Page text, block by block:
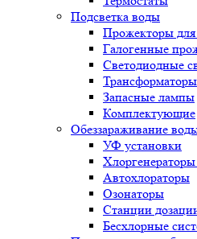
Подсветка воды
Прожекторы для
Галогенные
Светодиодные
Трансформаторы
Запасные лампы
Комплектующие
Обеззараживание
УФ установки
Автохлораторы
Озонаторы
Станции
Бесхлорные